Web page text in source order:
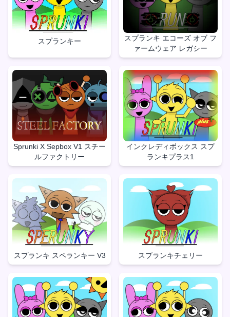
スプランキー
スプランキ エコーズ オブ フ
ァームウェア レガシー
Sprunki X Sepbox V1 スチー
ルファクトリー
インクレディボックス スプ
ランキプラス1
スプランキ スペランキー V3 スプランキチェリー